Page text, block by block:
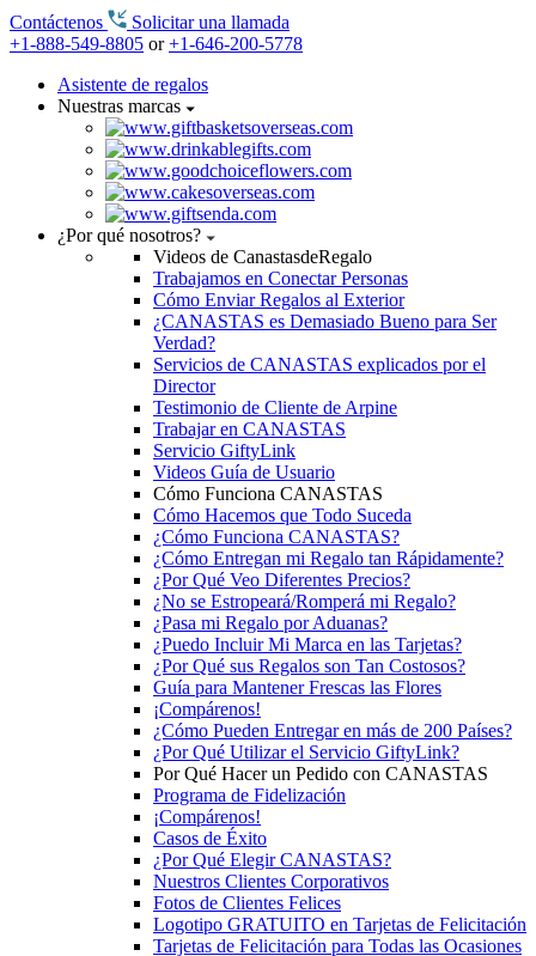
Contáctenos
Solicitar una llamada
+1-888-549-8805 or+1-646-200-5778
Asistente de regalos
Nuestras marcas
¿Por qué nosotros?
Videos de CanastasdeRegalo
Trabajamos en Conectar Personas
Cómo Enviar Regalos al Exterior
¿CANASTAS es Demasiado Bueno para Ser
Verdad?
Servicios de CANASTAS explicados por el
Director
Testimonio de Cliente de Arpine
Trabajar en CANASTAS
Servicio GiftyLink
Videos Guía de Usuario
Cómo Funciona CANASTAS
Cómo Hacemos que Todo Suceda
¿Cómo Funciona CANASTAS?
¿Cómo Entregan mi Regalo tan Rápidamente?
¿Por Qué Veo Diferentes Precios?
¿No se Estropeará/Romperá mi Regalo?
¿Pasa mi Regalo por Aduanas?
¿Puedo Incluir Mi Marca en las Tarjetas?
¿Por Qué sus Regalos son Tan Costosos?
Guía para Mantener Frescas las Flores
¡Compárenos!
¿Cómo Pueden Entregar en más de 200 Países?
¿Por Qué Utilizar el Servicio GiftyLink?
Por Qué Hacer un Pedido con CANASTAS
Programa de Fidelización
¡Compárenos!
Casos de Éxito
¿Por Qué Elegir CANASTAS?
Nuestros Clientes Corporativos
Fotos de Clientes Felices
Logotipo GRATUITO en Tarjetas de Felicitación
Tarjetas de Felicitación para Todas las Ocasiones